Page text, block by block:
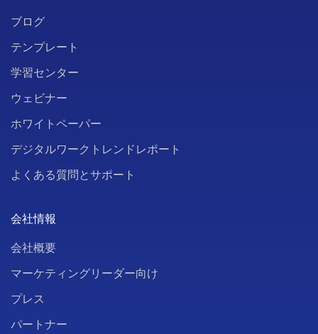
ブログ
テンプレート
学習センター
ウェビナー
ホワイトペーパー
デジタルワークトレンドレポート
よくある質問とサポート
会社情報
会社概要
マーケティングリーダー向け
プレス
パートナー